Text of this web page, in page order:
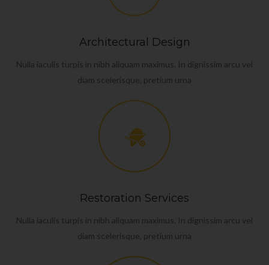
Architectural Design
Nulla iaculis turpis in nibh aliquam maximus. In dignissim arcu vel
diam scelerisque, pretium urna
Restoration Services
Nulla iaculis turpis in nibh aliquam maximus. In dignissim arcu vel
diam scelerisque, pretium urna